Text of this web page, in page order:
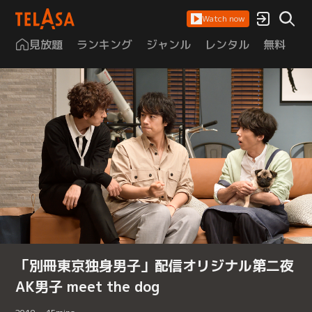
Watch now
見放題 ランキング ジャンル レンタル 無料
「別冊東京独身男子」配信オリジナル第二夜
AK男子 meet the dog